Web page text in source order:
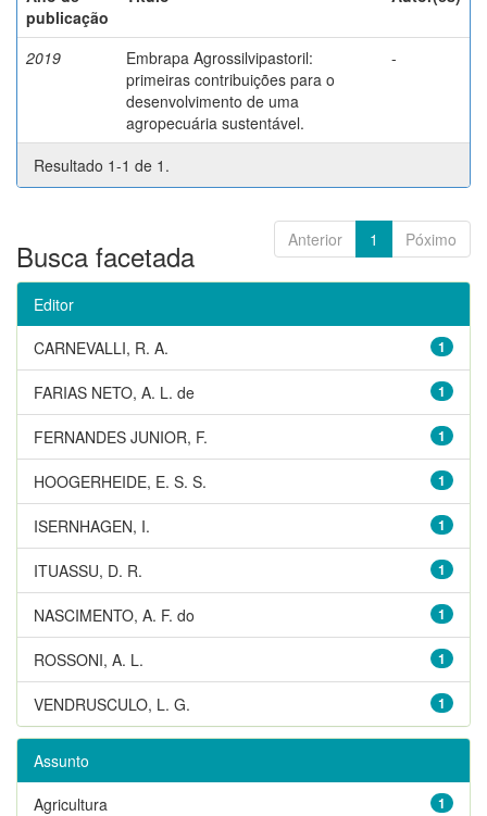
publicação
2019
Embrapa Agrossilvipastoril:
primeiras contribuições para o
desenvolvimento de uma
agropecuária sustentável.
-
Resultado 1-1 de 1.
Anterior 1 Póximo
Busca facetada
Editor
1
CARNEVALLI, R. A.
1
FARIAS NETO, A. L. de
1
FERNANDES JUNIOR, F.
1
HOOGERHEIDE, E. S. S.
1
ISERNHAGEN, I.
1
ITUASSU, D. R.
1
NASCIMENTO, A. F. do
1
ROSSONI, A. L.
1
VENDRUSCULO, L. G.
Assunto
1
Agricultura